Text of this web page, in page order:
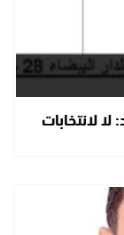
لانتخابات